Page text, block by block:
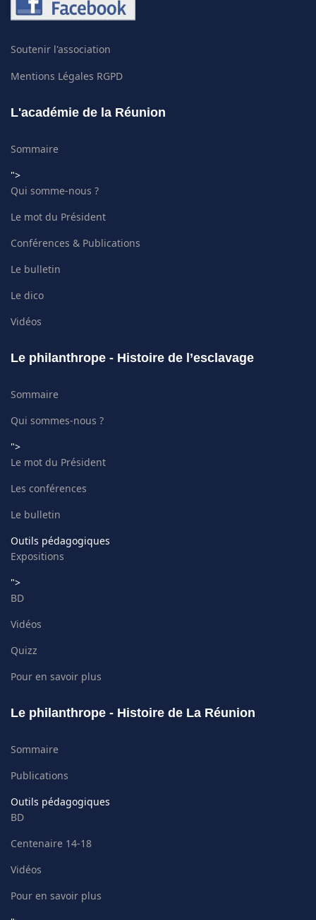
Soutenir l'association
Mentions Légales RGPD
L'académie de la Réunion
Sommaire
">
Qui somme-nous ?
Le mot du Président
Conférences & Publications
Le bulletin
Le dico
Vidéos
Le philanthrope - Histoire de l’esclavage
Sommaire
Qui sommes-nous ?
">
Le mot du Président
Les conférences
Le bulletin
Outils pédagogiques
Expositions
">
BD
Vidéos
Quizz
Pour en savoir plus
Le philanthrope - Histoire de La Réunion
Sommaire
Publications
Outils pédagogiques
BD
Centenaire 14-18
Vidéos
Pour en savoir plus